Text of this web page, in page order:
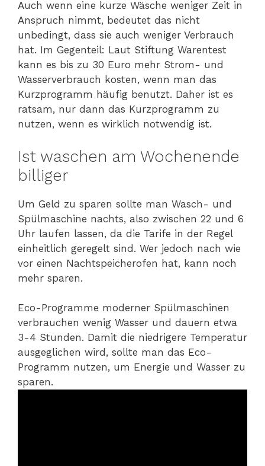
Auch wenn eine kurze Wäsche weniger Zeit in
Anspruch nimmt, bedeutet das nicht
unbedingt, dass sie auch weniger Verbrauch
hat. Im Gegenteil: Laut Stiftung Warentest
kann es bis zu 30 Euro mehr Strom- und
Wasserverbrauch kosten, wenn man das
Kurzprogramm häufig benutzt. Daher ist es
ratsam, nur dann das Kurzprogramm zu
nutzen, wenn es wirklich notwendig ist.
Ist waschen am Wochenende
billiger
Um Geld zu sparen sollte man Wasch- und
Spülmaschine nachts, also zwischen 22 und 6
Uhr laufen lassen, da die Tarife in der Regel
einheitlich geregelt sind. Wer jedoch nach wie
vor einen Nachtspeicherofen hat, kann noch
mehr sparen.
Eco-Programme moderner Spülmaschinen
verbrauchen wenig Wasser und dauern etwa
3-4 Stunden. Damit die niedrigere Temperatur
ausgeglichen wird, sollte man das Eco-
Programm nutzen, um Energie und Wasser zu
sparen.